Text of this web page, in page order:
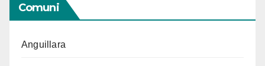
Comuni
Anguillara